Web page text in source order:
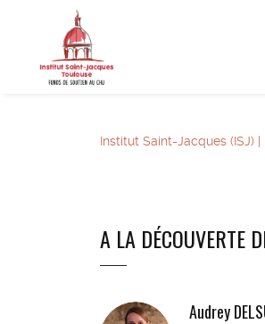
Institut Saint-Jacques (ISJ)
A LA DÉCOUVERTE
Audrey